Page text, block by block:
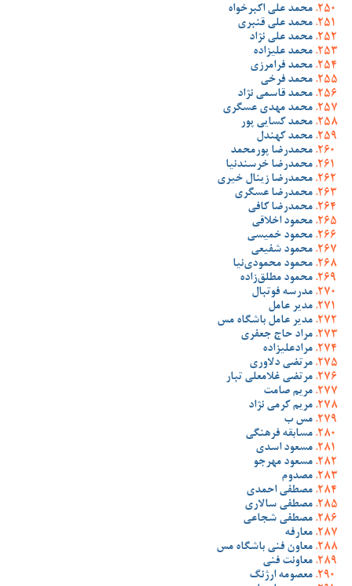
محمد علی اکبرخواه
محمد علی قنبری
محمد علی نژاد
محمد علیزاده
محمد فرامرزی
محمد فرخی
محمد قاسمی نژاد
محمد مهدی عسگری
محمد کسایی پور
محمد کهندل
محمدرضا پورمحمد
محمدرضا خرسندنیا
محمدرضا زینال خیری
محمدرضا عسگری
محمدرضا کافی
محمود اخلاقی
محمود خمیسی
محمود شفیعی
محمود محمودی‌نیا
محمود مطلق‌زاده
مدرسه فوتبال
مدیر عامل
مدیر عامل باشگاه مس
مراد حاج جعفری
مرادعلیزاده
مرتضی دلاوری
مرتضی غلامعلی تبار
مریم صامت
مریم کرمی نژاد
مس ب
مسابقه فرهنگی
مسعود اسدی
مسعود مهرجو
مصدوم
مصطفی احمدی
مصطفی سالاری
مصطفی شجاعی
معارفه
معاون فنی باشگاه مس
معاونت فنی
معصومه ارژنگ